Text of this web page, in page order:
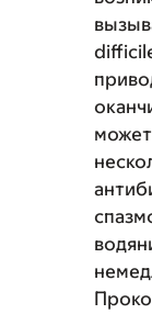
может